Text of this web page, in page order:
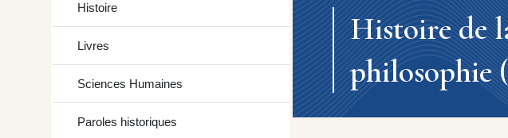
Histoire
Livres
Sciences Humaines
Paroles historiques
Histoire de
philosophie